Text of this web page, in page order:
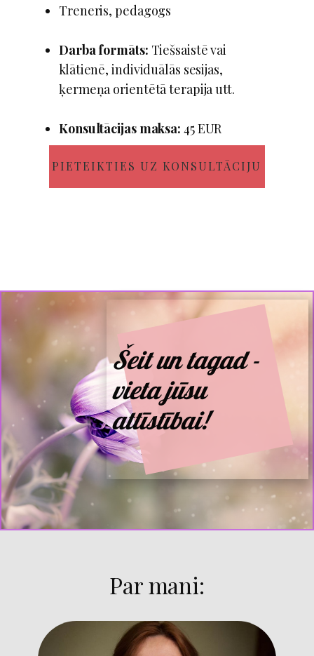
Treneris, pedagogs
Darba formāts: Tiešsaistē vai
klātienē, individuālās sesijas,
ķermeņa orientētā terapija utt.
Konsultācijas maksa: 45 EUR
PIETEIKTIES UZ KONSULTĀCIJU
Šeit un tagad -
vieta jūsu
attīstībai!
​Par mani: